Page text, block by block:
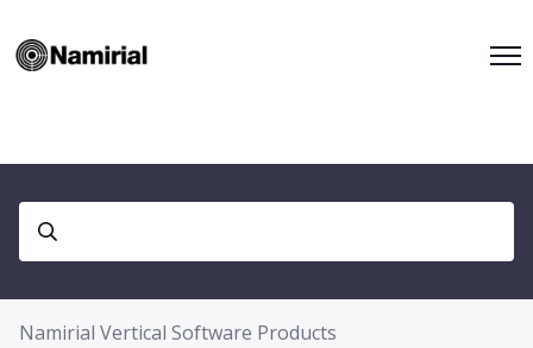
Namirial Vertical Software Products